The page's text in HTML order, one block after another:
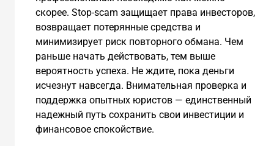
скорее. Stop-scam защищает права инвесторов,
возвращает потерянные средства и
минимизирует риск повторного обмана. Чем
раньше начать действовать, тем выше
вероятность успеха. Не ждите, пока деньги
исчезнут навсегда. Внимательная проверка и
поддержка опытных юристов — единственный
надежный путь сохранить свои инвестиции и
финансовое спокойствие.